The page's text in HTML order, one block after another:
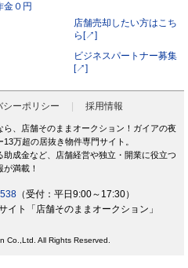
っていた情報
者が自ら開発、創作した情報
工事の都合上やむを得ない場合
できないと当社が判断した場合
しくは戦争、変乱、暴動、騒乱、労働争議等により
した場合
ンフラ提供者の責により、電気通信サービスが停止
生した場合
なってはならないものとします。
を利用する行為
る行為
金０円
店舗売却したい方はこち
ら[↗]
ビジネスパートナー募集
[↗]
シーポリシー 採用情報
、店舗そのままオークション！ガイアの夜
万超の居抜き物件専門サイト。
成金など、店舗経営や独立・開業に役立つ
が満載！
（受付：平日9:00～17:30）
イト「店舗そのままオークション」
Co.,Ltd. All Rights Reserved.